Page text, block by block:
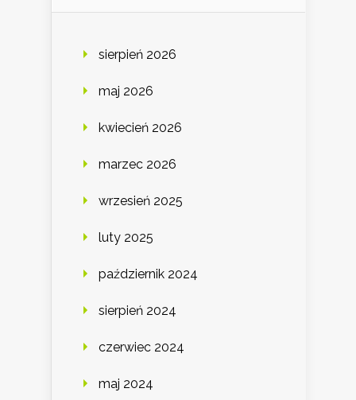
sierpień 2026
maj 2026
kwiecień 2026
marzec 2026
wrzesień 2025
luty 2025
październik 2024
sierpień 2024
czerwiec 2024
maj 2024